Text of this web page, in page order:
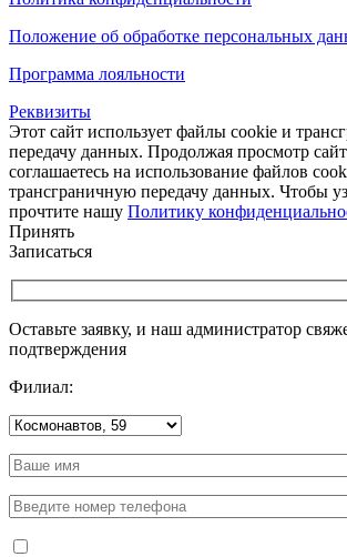
Положение об обработке персональных
Программа лояльности
Реквизиты
Этот сайт использует файлы cookie и
передачу данных. Продолжая просмотр
соглашаетесь на использование файлов
трансграничную передачу данных. Чтобы
прочтите нашу Политику
Принять
Записаться
Оставьте заявку, и наш администратор
подтверждения
Филиал: